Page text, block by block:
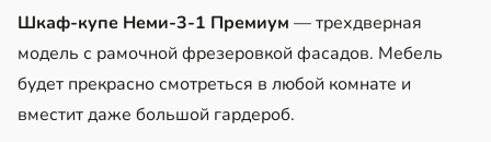
Шкаф-купе Неми-3-1 Премиум — трехдверная
модель с рамочной фрезеровкой фасадов. Мебель
будет прекрасно смотреться в любой комнате и
вместит даже большой гардероб.